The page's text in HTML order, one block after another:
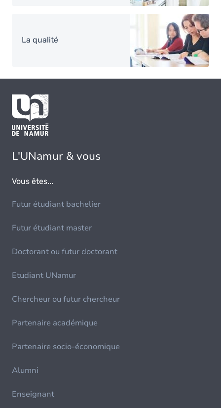
La qualité
L'UNamur & vous
Vous êtes...
Futur étudiant bachelier
Futur étudiant master
Doctorant ou futur doctorant
Etudiant UNamur
Chercheur ou futur chercheur
Partenaire académique
Partenaire socio-économique
Alumni
Enseignant